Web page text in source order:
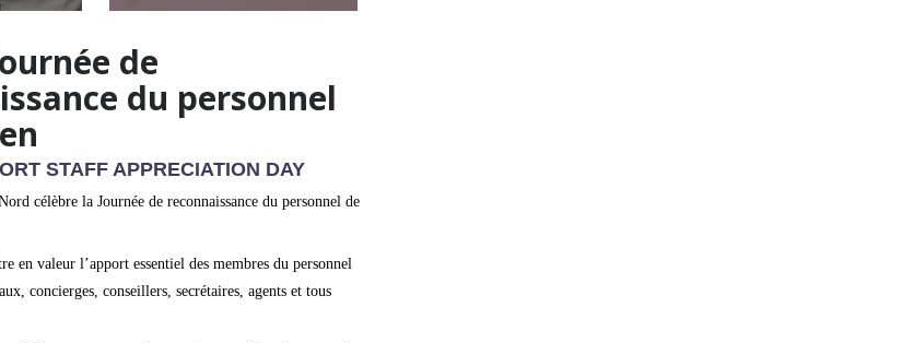
de
du personnel
STAFF APPRECIATION DAY
célèbre la Journée de reconnaissance du personnel de
en valeur l’apport essentiel des membres du personnel
concierges, conseillers, secrétaires, agents et tous